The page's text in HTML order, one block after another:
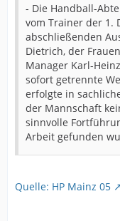
- Die Handball-
vom Trainer der 1.
abschließenden
Dietrich, der
Manager Karl-
sofort getrennte
erfolgte in
der Mannschaft
sinnvolle
Arbeit gefunden
Quelle: HP Mainz 05